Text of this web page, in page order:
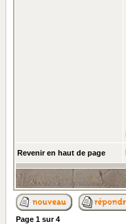
Revenir en haut de page
Page 1 sur4